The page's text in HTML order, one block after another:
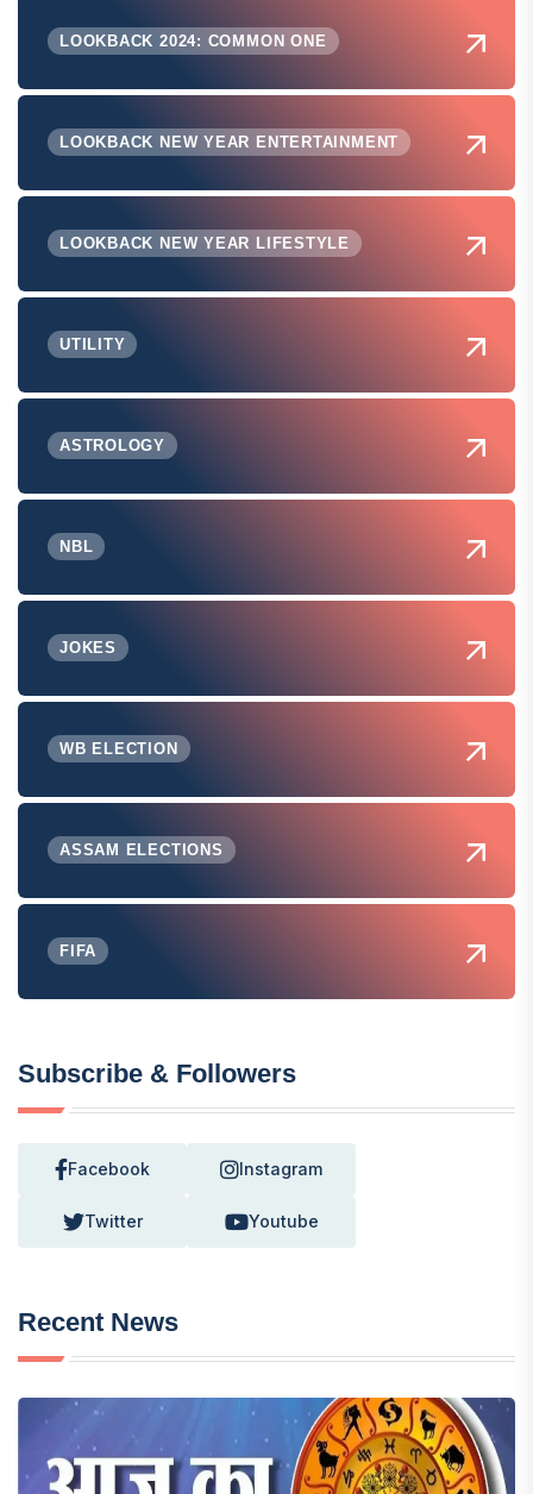
LOOKBACK 2024: COMMON ONE
LOOKBACK NEW YEAR ENTERTAINMENT
LOOKBACK NEW YEAR LIFESTYLE
UTILITY
ASTROLOGY
NBL
JOKES
WB ELECTION
ASSAM ELECTIONS
FIFA
Subscribe & Followers
Facebook Instagram
Twitter Youtube
Recent News